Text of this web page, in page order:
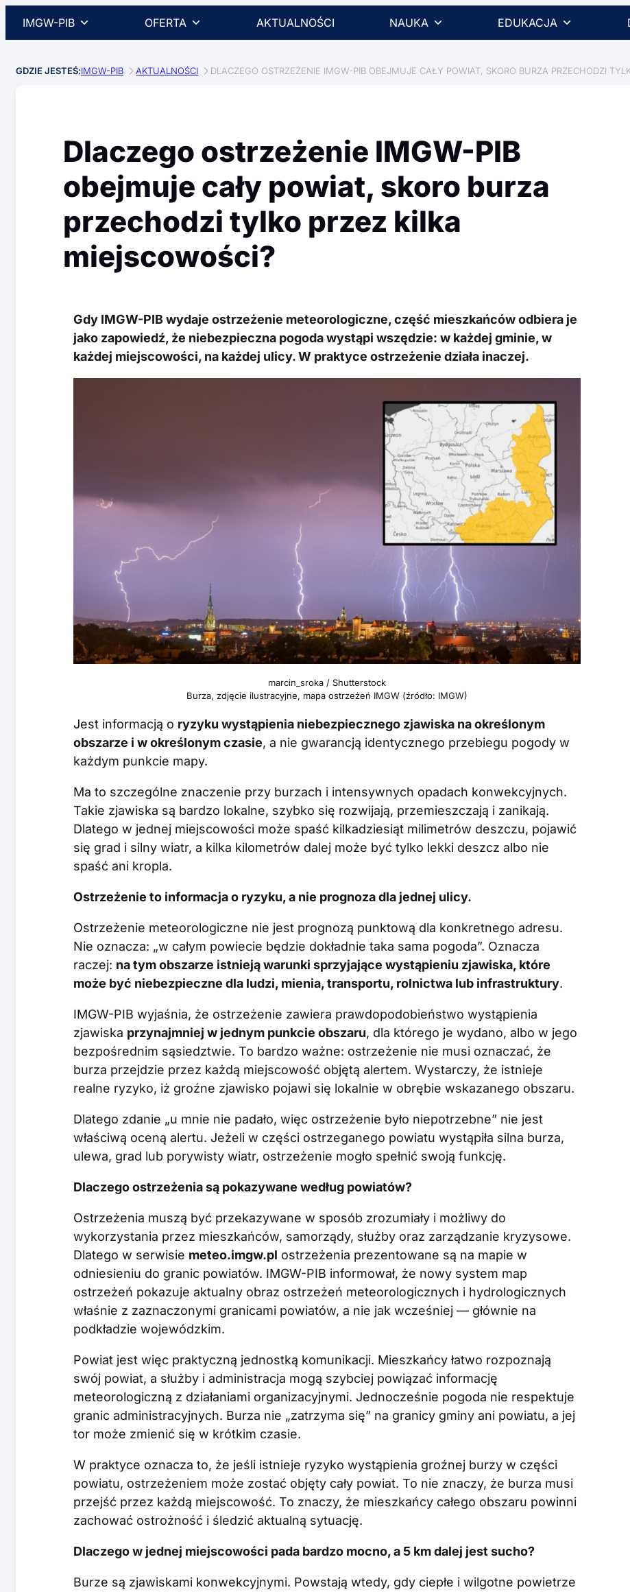
IMGW-PIB OFERTA AKTUALNOŚCI NAUKA EDUKACJA
GDZIE JESTEŚ:IMGW-PIB AKTUALNOŚCI DLACZEGO OSTRZEŻENIE IMGW-PIB OBEJMUJE CAŁY POWIAT, SKORO BURZA PRZECHODZI
Dlaczego ostrzeżenie IMGW-PIB
obejmuje cały powiat, skoro burza
przechodzi tylko przez kilka
miejscowości?
Gdy IMGW-PIB wydaje ostrzeżenie meteorologiczne, część mieszkańców odbiera je
jako zapowiedź, że niebezpieczna pogoda wystąpi wszędzie: w każdej gminie, w
każdej miejscowości, na każdej ulicy. W praktyce ostrzeżenie działa inaczej.
marcin_sroka / Shutterstock
Burza, zdjęcie ilustracyjne, mapa ostrzeżeń IMGW (źródło: IMGW)
Jest informacją o ryzyku wystąpienia niebezpiecznego zjawiska na określonym
obszarze i w określonym czasie, a nie gwarancją identycznego przebiegu pogody w
każdym punkcie mapy.
Ma to szczególne znaczenie przy burzach i intensywnych opadach konwekcyjnych.
Takie zjawiska są bardzo lokalne, szybko się rozwijają, przemieszczają i zanikają.
Dlatego w jednej miejscowości może spaść kilkadziesiąt milimetrów deszczu, pojawić
się grad i silny wiatr, a kilka kilometrów dalej może być tylko lekki deszcz albo nie
spaść ani kropla.
Ostrzeżenie to informacja o ryzyku, a nie prognoza dla jednej ulicy.
Ostrzeżenie meteorologiczne nie jest prognozą punktową dla konkretnego adresu.
Nie oznacza: „w całym powiecie będzie dokładnie taka sama pogoda”. Oznacza
raczej: na tym obszarze istnieją warunki sprzyjające wystąpieniu zjawiska, które
może być niebezpieczne dla ludzi, mienia, transportu, rolnictwa lub infrastruktury.
IMGW-PIB wyjaśnia, że ostrzeżenie zawiera prawdopodobieństwo wystąpienia
zjawiska przynajmniej w jednym punkcie obszaru, dla którego je wydano, albo w jego
bezpośrednim sąsiedztwie. To bardzo ważne: ostrzeżenie nie musi oznaczać, że
burza przejdzie przez każdą miejscowość objętą alertem. Wystarczy, że istnieje
realne ryzyko, iż groźne zjawisko pojawi się lokalnie w obrębie wskazanego obszaru.
Dlatego zdanie „u mnie nie padało, więc ostrzeżenie było niepotrzebne” nie jest
właściwą oceną alertu. Jeżeli w części ostrzeganego powiatu wystąpiła silna burza,
ulewa, grad lub porywisty wiatr, ostrzeżenie mogło spełnić swoją funkcję.
Dlaczego ostrzeżenia są pokazywane według powiatów?
Ostrzeżenia muszą być przekazywane w sposób zrozumiały i możliwy do
wykorzystania przez mieszkańców, samorządy, służby oraz zarządzanie kryzysowe.
Dlatego w serwisie meteo.imgw.pl ostrzeżenia prezentowane są na mapie w
odniesieniu do granic powiatów. IMGW-PIB informował, że nowy system map
ostrzeżeń pokazuje aktualny obraz ostrzeżeń meteorologicznych i hydrologicznych
właśnie z zaznaczonymi granicami powiatów, a nie jak wcześniej — głównie na
podkładzie wojewódzkim.
Powiat jest więc praktyczną jednostką komunikacji. Mieszkańcy łatwo rozpoznają
swój powiat, a służby i administracja mogą szybciej powiązać informację
meteorologiczną z działaniami organizacyjnymi. Jednocześnie pogoda nie respektuje
granic administracyjnych. Burza nie „zatrzyma się” na granicy gminy ani powiatu, a jej
tor może zmienić się w krótkim czasie.
W praktyce oznacza to, że jeśli istnieje ryzyko wystąpienia groźnej burzy w części
powiatu, ostrzeżeniem może zostać objęty cały powiat. To nie znaczy, że burza musi
przejść przez każdą miejscowość. To znaczy, że mieszkańcy całego obszaru powinni
zachować ostrożność i śledzić aktualną sytuację.
Dlaczego w jednej miejscowości pada bardzo mocno, a 5 km dalej jest sucho?
Burze są zjawiskami konwekcyjnymi. Powstają wtedy, gdy ciepłe i wilgotne powietrze